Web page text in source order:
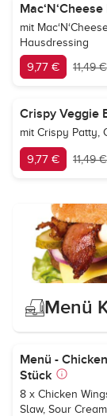
mit
Hausdressing
9,77 € 11,49 €
Crispy Veggie
mit Crispy Patty,
9,77 € 11,49 €
Menü
Menü -
Stück
8 x Chicken
Slaw, Sour